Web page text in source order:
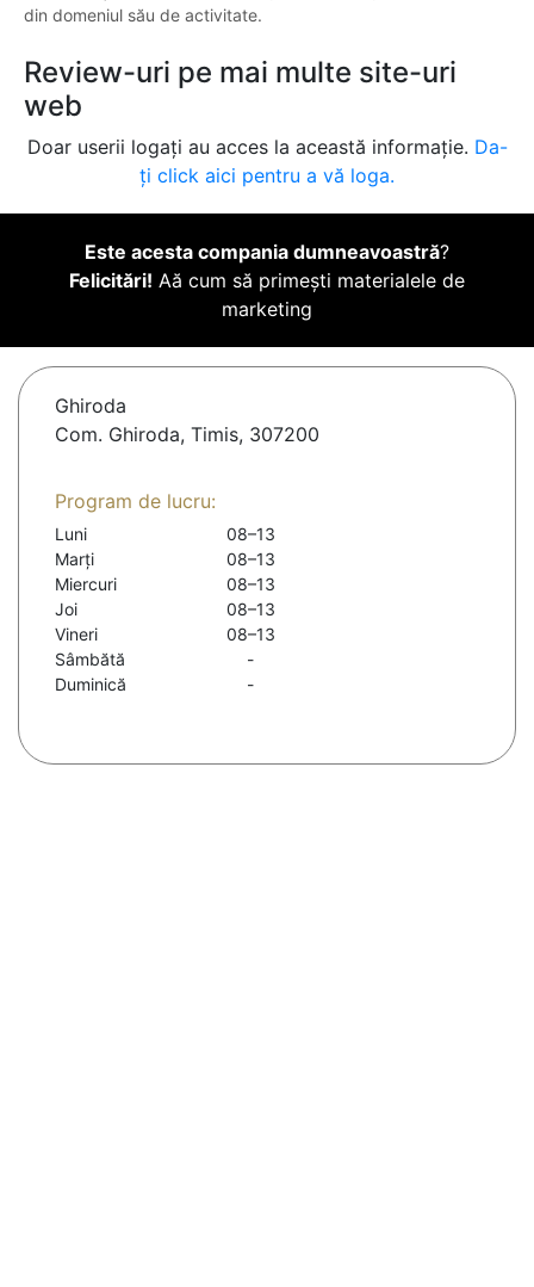
din domeniul său de activitate.
Review-uri pe mai multe site-uri
web
Doar userii logați au acces la această informație. Da-
ți click aici pentru a vă loga.
Este acesta compania dumneavoastră?
Felicitări! Aă cum să primești materialele de
marketing
Ghiroda
Com. Ghiroda, Timis, 307200
Program de lucru:
Luni
08–13
Marți
08–13
Miercuri
08–13
Joi
08–13
Vineri
08–13
Sâmbătă
-
Duminică
-